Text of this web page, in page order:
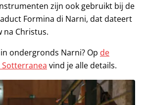
zijn ook gebruikt bij de
Formina di Narni, dat dateert
na Christus.
ondergronds Narni? Op de
vind je alle details.